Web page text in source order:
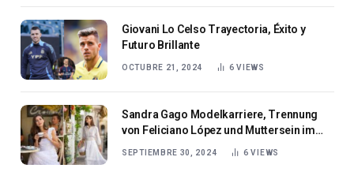
Giovani Lo Celso Trayectoria, Éxito y
Futuro Brillante
OCTUBRE 21, 2024 6VIEWS
Sandra Gago Modelkarriere, Trennung
von Feliciano López und Muttersein im
SEPTIEMBRE 30, 2024 6VIEWS